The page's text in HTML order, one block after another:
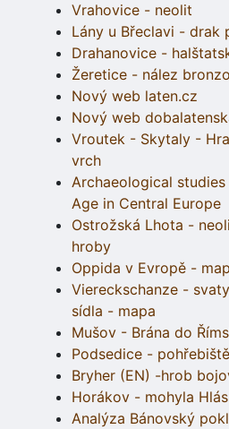
Vrahovice - neolit
Lány u Břeclavi - drak
Drahanovice -
Žeretice - nález
Nový web laten.cz
Nový web
Vroutek - Skytaly -
vrch
Archaeological
Age in Central Europe
Ostrožská Lhota -
hroby
Oppida v Evropě -
Viereckschanze -
sídla - mapa
Mušov - Brána do
Podsedice -
Bryher (EN) -hrob
Horákov - mohyla
Analýza Bánovský